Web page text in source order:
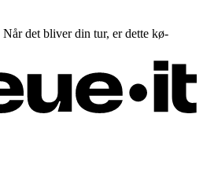
det bliver din tur, er dette kø-